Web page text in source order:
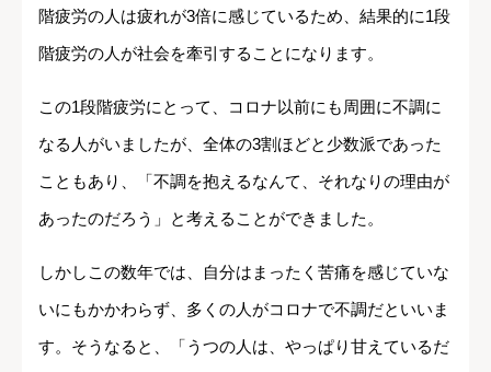
階疲労の人は疲れが3倍に感じているため、結果的に1段
階疲労の人が社会を牽引することになります。
この1段階疲労にとって、コロナ以前にも周囲に不調に
なる人がいましたが、全体の3割ほどと少数派であった
こともあり、「不調を抱えるなんて、それなりの理由が
あったのだろう」と考えることができました。
しかしこの数年では、自分はまったく苦痛を感じていな
いにもかかわらず、多くの人がコロナで不調だといいま
す。そうなると、「うつの人は、やっぱり甘えているだ